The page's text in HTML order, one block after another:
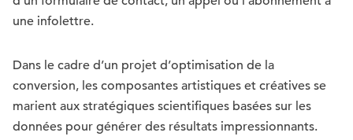
une infolettre.
Dans le cadre d’un projet d’optimisation de la
conversion, les composantes artistiques et créatives se
marient aux stratégiques scientifiques basées sur les
données pour générer des résultats impressionnants.